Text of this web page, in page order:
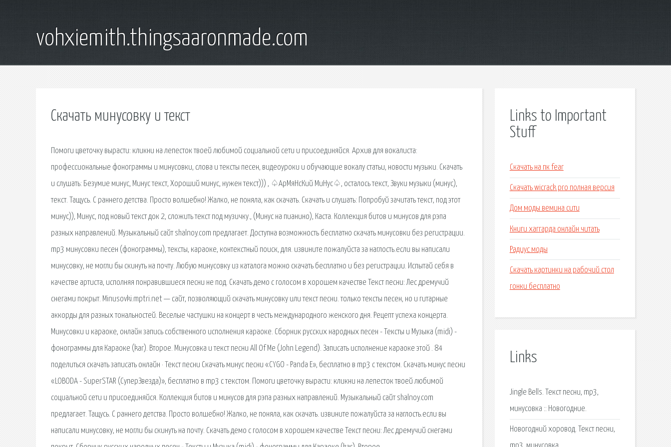
vohxiemith.thingsaaronmade.com
Скачать минусовку и текст
Помоги цветочку вырасти: кликни на лепесток твоей любимой социальной сети и присоединяйся. Архив для вокалиста:
профессиональные фонограммы и минусовки, слова и тексты песен, видеоуроки и обучающие вокалу статьи, новости музыки. Скачать
и слушать: Безумие минус, Минус текст, Хороший минус, нужен текст))) , ♤АрМяНсКий МиНус♤, осталось текст, Звуки музыки (минус),
текст. Тащусь. С раннего детства. Просто волшебно! Жалко, не поняла, как скачать. Скачать и слушать: Попробуй зачитать текст, под этот
минус)), Минус, под новый текст док 2, сложить текст под музичку., (Минус на пианино), Каста. Коллекция битов и минусов для рэпа
разных направлений. Музыкальный сайт shalnoy.com предлагает. Доступна возможность бесплатно скачать минусовки без регистрации.
mp3 минусовки песен (фонограммы), тексты, караоке, контекстный поиск, для. извините пожалуйста за наглость.если вы написали
минусовку, не могли бы скинуть на почту. Любую минусовку из каталога можно скачать бесплатно и без регистрации. Испытай себя в
качестве артиста, исполняя понравившиеся песни не под. Скачать демо с голосом в хорошем качестве Текст песни: Лес дремучий
снегами покрыт. Minusovki.mptri.net — сайт, позволяющий скачать минусовку или текст песни. только тексты песен, но и гитарные
аккорды для разных тональностей. Веселые частушки на концерт в честь международного женского дня. Рецепт успеха концерта.
Минусовки и караоке, онлайн запись собственного исполнения караоке. Сборник русских народных песен - Тексты и Музыка (midi) -
фонограммы для Караоке (kar). Второе. Минусовка и текст песни All Of Me (John Legend). Записать исполнение караоке этой . 84
поделиться скачать записать онлайн · Текст песни Скачать минус песни «CYGO - Panda E», бесплатно в mp3 с текстом. Скачать минус песни
«LOBODA - SuperSTAR (СуперЗвезда)», бесплатно в mp3 с текстом. Помоги цветочку вырасти: кликни на лепесток твоей любимой
социальной сети и присоединяйся. Коллекция битов и минусов для рэпа разных направлений. Музыкальный сайт shalnoy.com
предлагает. Тащусь. С раннего детства. Просто волшебно! Жалко, не поняла, как скачать. извините пожалуйста за наглость.если вы
написали минусовку, не могли бы скинуть на почту. Скачать демо с голосом в хорошем качестве Текст песни: Лес дремучий снегами
Links to Important
Stuff
Скачать на пк fear
Скачать wicrack pro полная версия
Дом моды вемина сити
Книги хаггарда онлайн читать
Радиус моды
Скачать картинки на рабочий стол
гонки бесплатно
Links
Jingle Bells. Текст песни, mp3,
минусовка :: Новогодние.
Новогодний хоровод. Текст песни,